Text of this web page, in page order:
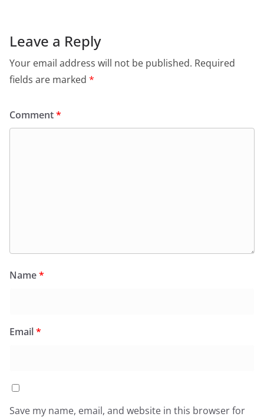
Leave a Reply
Your email address will not be published. Required
fields are marked *
Comment*
Name*
Email*
Save my name, email, and website in this browser for